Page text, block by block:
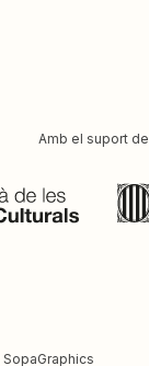
Amb el suport de
SopaGraphics